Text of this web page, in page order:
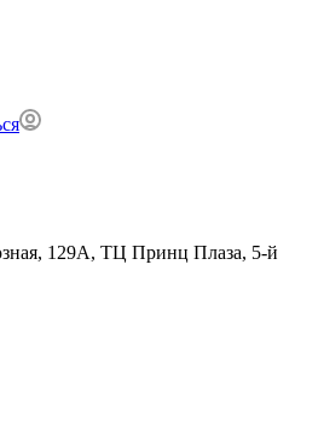
129А, ТЦ Принц Плаза, 5-й